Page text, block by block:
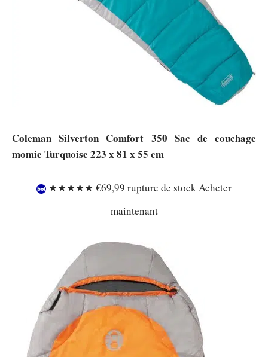
Coleman Silverton Comfort 350 Sac de couchage
momie Turquoise 223 x 81 x 55 cm
★★★★★ €69,99 rupture de stock Acheter
maintenant